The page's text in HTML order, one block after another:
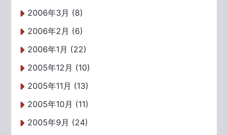
2006年3月 (8)
2006年2月 (6)
2006年1月 (22)
2005年12月 (10)
2005年11月 (13)
2005年10月 (11)
2005年9月 (24)